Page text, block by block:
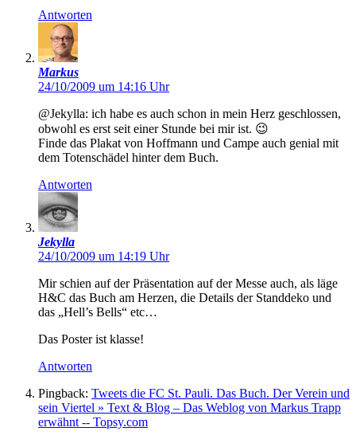
Antworten
Markus
24/10/2009 um 14:16 Uhr
@Jekylla: ich habe es auch schon in mein Herz geschlossen,
obwohl es erst seit einer Stunde bei mir ist. 😉
Finde das Plakat von Hoffmann und Campe auch genial mit
dem Totenschädel hinter dem Buch.
Antworten
Jekylla
24/10/2009 um 14:19 Uhr
Mir schien auf der Präsentation auf der Messe auch, als läge
H&C das Buch am Herzen, die Details der Standdeko und
das „Hell’s Bells“ etc…
Das Poster ist klasse!
Antworten
Pingback: Tweets die FC St. Pauli. Das Buch. Der Verein und
sein Viertel » Text & Blog – Das Weblog von Markus Trapp
erwähnt -- Topsy.com